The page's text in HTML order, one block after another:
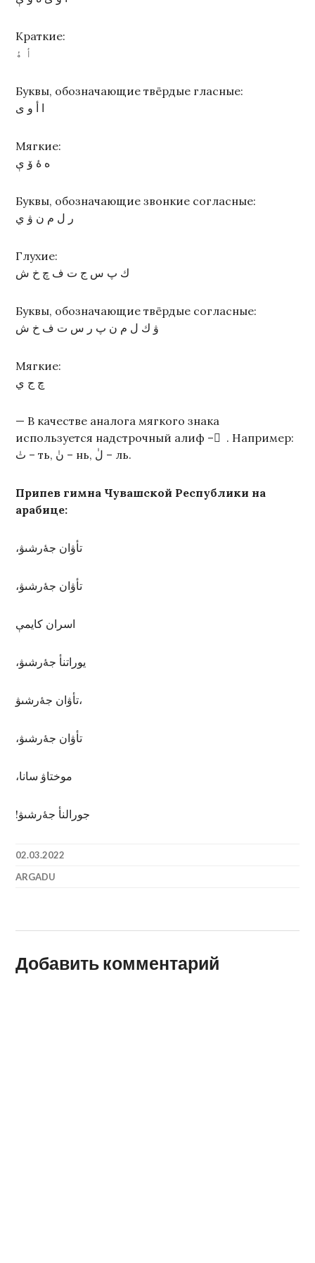
Краткие:
أ ۀ
Буквы, обозначающие твёрдые гласные:
ا أ و ى
Мягкие:
ە ۀ ۆ ې
Буквы, обозначающие звонкие согласные:
ر ل م ن ۋ ي
Глухие:
ك پ س ج ت ف چ خ ش
Буквы, обозначающие твёрдые согласные:
ۋ ك ل م ن پ ر س ت ف خ ش
Мягкие:
چ ج ي
— В качестве аналога мягкого знака
используется надстрочный алиф – ٰ . Например:
تٰ – ть, نٰ – нь, لٰ – ль.
Припев гимна Чувашской Республики на
арабице:
،تأۋان جۀرشىۋ
،تأۋان جۀرشىۋ
اسران كايمې
،يوراتنأ جۀرشىۋ
تأۋان جۀرشىۋ،
،تأۋان جۀرشىۋ
،موختاۋ سانا
!جورالنأ جۀرشىۋ
02.03.2022
ARGADU
Добавить комментарий